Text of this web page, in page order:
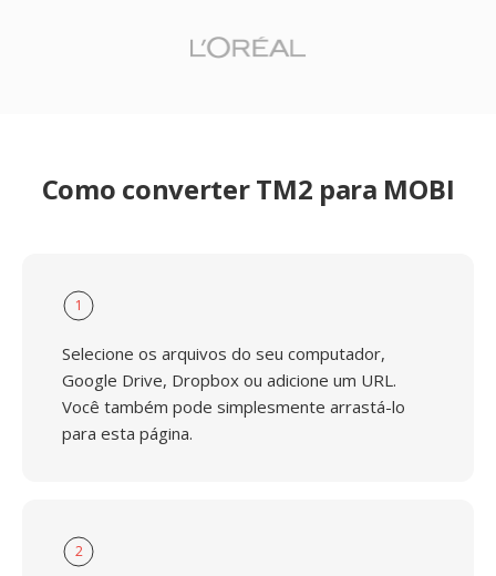
Como converter TM2 para MOBI
1
Selecione os arquivos do seu computador,
Google Drive, Dropbox ou adicione um URL.
Você também pode simplesmente arrastá-lo
para esta página.
2